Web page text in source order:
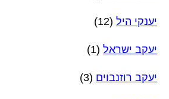
יענקי היל (12)
יעקב ישראל (1)
יעקב רוזנבוים (3)